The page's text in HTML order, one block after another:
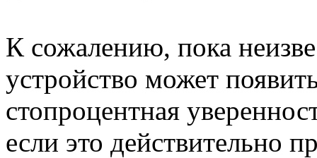
К сожалению, пока
устройство может
стопроцентная
если это действительно